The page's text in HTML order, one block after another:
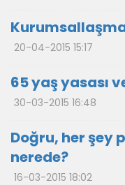
20-04-2015 15:17
65 yaş yasası
30-03-2015 16:48
Doğru, her şey
nerede?
16-03-2015 18:02